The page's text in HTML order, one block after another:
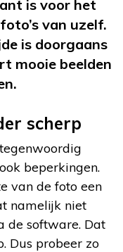
is voor het
van uzelf.
is doorgaans
mooie beelden
scherp
beperkingen.
van de foto een
namelijk niet
de software. Dat
Dus probeer zo